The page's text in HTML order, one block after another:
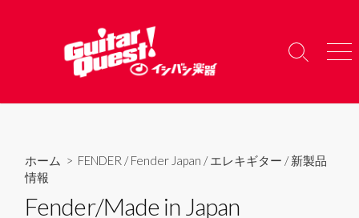
へ
検
り
メ
ー
ホーム > FENDER /Fender Japan /エレキギター /新製品
情報
Fender/Made in Japan